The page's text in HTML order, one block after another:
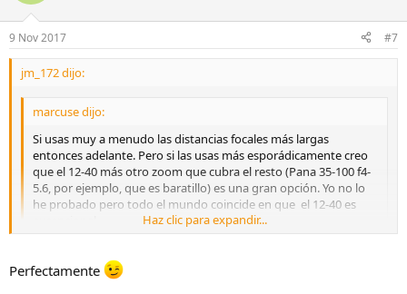
9 Nov 2017 #7
jm_172 dijo:
marcuse dijo:
Si usas muy a menudo las distancias focales más largas
entonces adelante. Pero si las usas más esporádicamente creo
que el 12-40 más otro zoom que cubra el resto (Pana 35-100 f4-
5.6, por ejemplo, que es baratillo) es una gran opción. Yo no lo
he probado pero todo el mundo coincide en que el 12-40 es
intercambiables!
Haz clic para expandir...
Perfectamente